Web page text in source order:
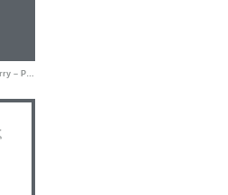
Μαρτυρικά Βάπτισης Κοριτσιού Cherry – Ροζ & Μπεζ Βραχιόλια με Δερμάτινο Κορδόνι και Μεταλλικό Σταυρό